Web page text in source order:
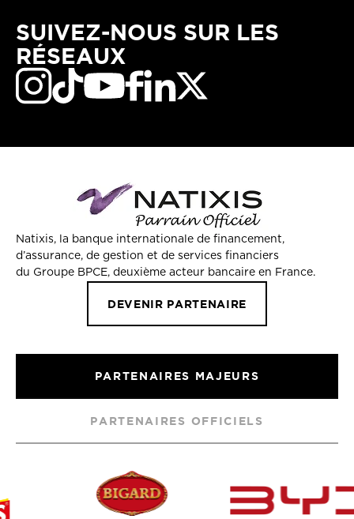
SUIVEZ-NOUS SUR LES
RÉSEAUX
Natixis, la banque internationale de financement,
d’assurance, de gestion et de services financiers
du Groupe BPCE, deuxième acteur bancaire en France.
DEVENIR PARTENAIRE
PARTENAIRES MAJEURS
PARTENAIRES OFFICIELS